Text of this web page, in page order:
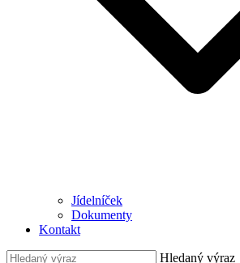
Jídelníček
Dokumenty
Kontakt
Hledaný výraz